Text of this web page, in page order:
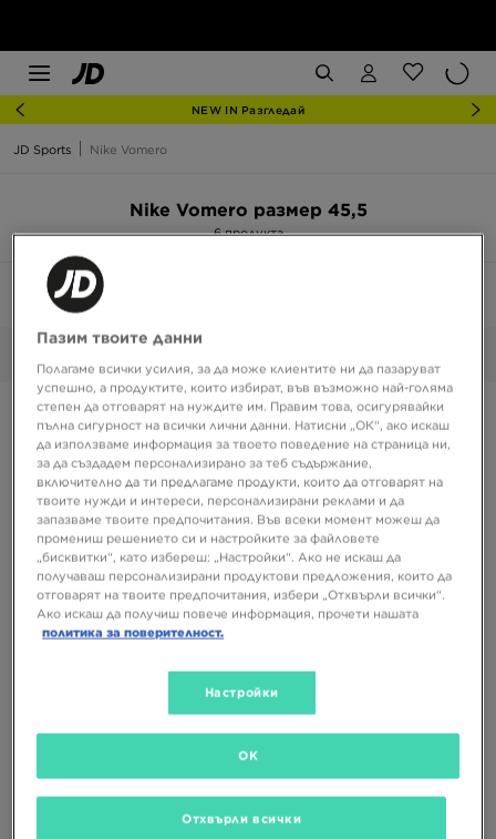
NEW IN Разгледай
JD Sports Nike Vomero
Nike Vomero размер 45,5
6 продукта
Сортирай:
NIKE ZOOM VOMERO ROAM
352,03 ЛВ.
Пазим твоите данни
Полагаме всички усилия, за да може клиентите ни да пазаруват
успешно, а продуктите, които избират, във възможно най-голяма
степен да отговарят на нуждите им. Правим това, осигурявайки
пълна сигурност на всички лични данни. Натисни „ОК“, ако искаш
да използваме информация за твоето поведение на страница ни,
за да създадем персонализирано за теб съдържание,
включително да ти предлагаме продукти, които да отговарят на
твоите нужди и интереси, персонализирани реклами и да
запазваме твоите предпочитания. Във всеки момент можеш да
промениш решението си и настройките за файловете
„бисквитки“, като избереш: „Настройки“. Ако не искаш да
получаваш персонализирани продуктови предложения, които да
отговарят на твоите предпочитания, избери „Отхвърли всички“.
Ако искаш да получиш повече информация, прочети нашата
политика за поверителност.
Настройки
Отхвърли всички
OK